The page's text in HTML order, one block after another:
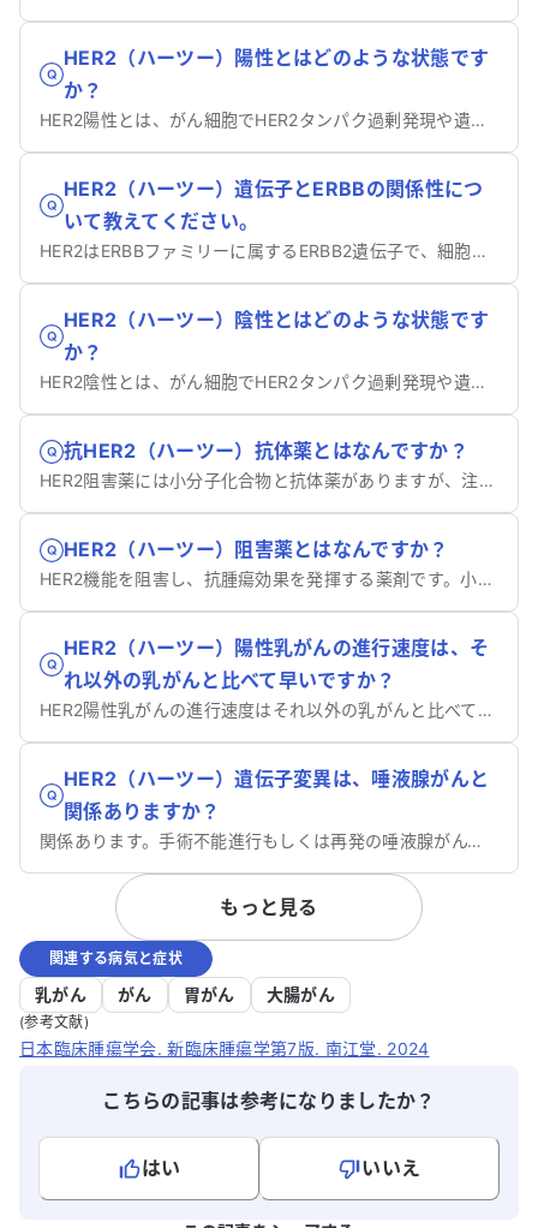
HER2（ハーツー）陽性とはどのような状態です
か？
HER2陽性とは、がん細胞でHER2タンパク過剰発現や遺伝子増幅がみられる状態です。
HER2（ハーツー）遺伝子とERBBの関係性につ
いて教えてください。
HER2はERBBファミリーに属するERBB2遺伝子で、細胞増殖に関わる受容体のひとつです。
HER2（ハーツー）陰性とはどのような状態です
か？
HER2陰性とは、がん細胞でHER2タンパク過剰発現や遺伝子増幅が認められない状態です。
抗HER2（ハーツー）抗体薬とはなんですか？
HER2阻害薬には小分子化合物と抗体薬がありますが、注射投与する抗体薬を抗HER2抗体薬といいます。
HER2（ハーツー）阻害薬とはなんですか？
HER2機能を阻害し、抗腫瘍効果を発揮する薬剤です。小分子化合物（内服）と抗体薬（注射）があります。
HER2（ハーツー）陽性乳がんの進行速度は、そ
れ以外の乳がんと比べて早いですか？
HER2陽性乳がんの進行速度はそれ以外の乳がんと比べて速い場合もありますが、常にそうとは言えません。
HER2（ハーツー）遺伝子変異は、唾液腺がんと
関係ありますか？
関係あります。手術不能進行もしくは再発の唾液腺がんでHER2陽性の患者さんは治療の対象になります。
もっと見る
関連する病気と症状
乳がん がん 胃がん 大腸がん
(参考文献)
日本臨床腫瘍学会. 新臨床腫瘍学第7版. 南江堂. 2024
こちらの記事は参考になりましたか？
はい
いいえ